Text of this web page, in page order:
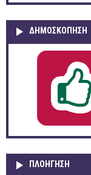
ΔΗΜΟΣΚΟΠΗΣΗ
ΠΛΟΉΓΗΣΗ